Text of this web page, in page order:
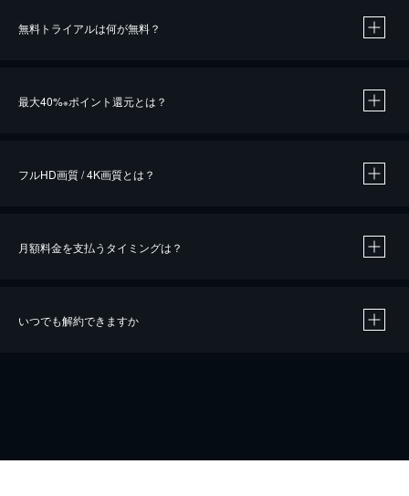
無料トライアルは何が無料？
最大40%※ポイント還元とは？
※40％ポイント還元の対象は、クレジットカード決済による作品の購入 / レンタルです。
フルHD画質 / 4K画質とは？
月額料金を支払うタイミングは？
いつでも解約できますか